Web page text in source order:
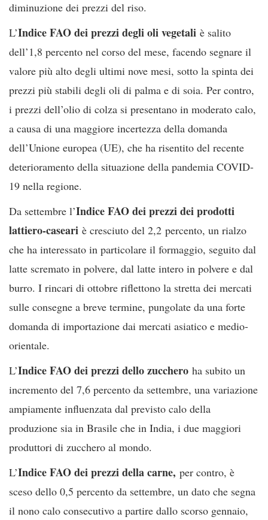
diminuzione dei prezzi del riso.
L’Indice FAO dei prezzi degli oli vegetali è salito
dell’1,8 percento nel corso del mese, facendo segnare il
valore più alto degli ultimi nove mesi, sotto la spinta dei
prezzi più stabili degli oli di palma e di soia. Per contro,
i prezzi dell’olio di colza si presentano in moderato calo,
a causa di una maggiore incertezza della domanda
dell’Unione europea (UE), che ha risentito del recente
deterioramento della situazione della pandemia COVID-
19 nella regione.
Da settembre l’Indice FAO dei prezzi dei prodotti
lattiero-caseari è cresciuto del 2,2 percento, un rialzo
che ha interessato in particolare il formaggio, seguito dal
latte scremato in polvere, dal latte intero in polvere e dal
burro. I rincari di ottobre riflettono la stretta dei mercati
sulle consegne a breve termine, pungolate da una forte
domanda di importazione dai mercati asiatico e medio-
orientale.
L’Indice FAO dei prezzi dello zucchero ha subito un
incremento del 7,6 percento da settembre, una variazione
ampiamente influenzata dal previsto calo della
produzione sia in Brasile che in India, i due maggiori
produttori di zucchero al mondo.
L’Indice FAO dei prezzi della carne, per contro, è
sceso dello 0,5 percento da settembre, un dato che segna
il nono calo consecutivo a partire dallo scorso gennaio,